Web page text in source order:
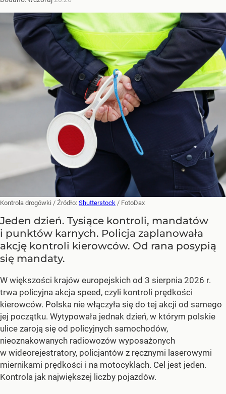
Kontrola drogówki / Źródło: Shutterstock / FotoDax
Jeden dzień. Tysiące kontroli, mandatów
i punktów karnych. Policja zaplanowała
akcję kontroli kierowców. Od rana posypią
się mandaty.
W większości krajów europejskich od 3 sierpnia 2026 r.
trwa policyjna akcja speed, czyli kontroli prędkości
kierowców. Polska nie włączyła się do tej akcji od samego
jej początku. Wytypowała jednak dzień, w którym polskie
ulice zaroją się od policyjnych samochodów,
nieoznakowanych radiowozów wyposażonych
w wideorejestratory, policjantów z ręcznymi laserowymi
miernikami prędkości i na motocyklach. Cel jest jeden.
Kontrola jak największej liczby pojazdów.